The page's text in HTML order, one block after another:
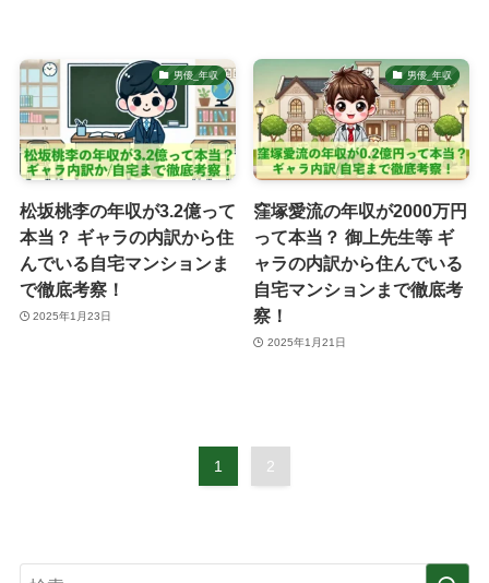
男優_年収
松坂桃李の年収が3.2億って
本当？ ギャラの内訳から住
んでいる自宅マンションま
で徹底考察！
2025年1月23日
男優_年収
窪塚愛流の年収が2000万円
って本当？ 御上先生等 ギ
ャラの内訳から住んでいる
自宅マンションまで徹底考
察！
2025年1月21日
1 2